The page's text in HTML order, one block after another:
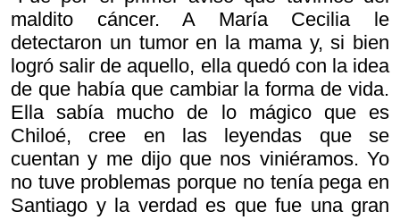
maldito cáncer. A María Cecilia le
detectaron un tumor en la mama y, si bien
logró salir de aquello, ella quedó con la idea
de que había que cambiar la forma de vida.
Ella sabía mucho de lo mágico que es
Chiloé, cree en las leyendas que se
cuentan y me dijo que nos viniéramos. Yo
no tuve problemas porque no tenía pega en
Santiago y la verdad es que fue una gran